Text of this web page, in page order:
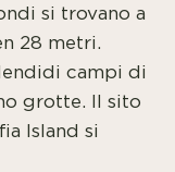
si trovano a
28 metri.
campi di
grotte. Il sito
Island si